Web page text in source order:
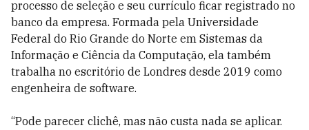
processo de seleção e seu currículo ficar registrado no
banco da empresa. Formada pela Universidade
Federal do Rio Grande do Norte em Sistemas da
Informação e Ciência da Computação, ela também
trabalha no escritório de Londres desde 2019 como
engenheira de software.
“Pode parecer clichê, mas não custa nada se aplicar.